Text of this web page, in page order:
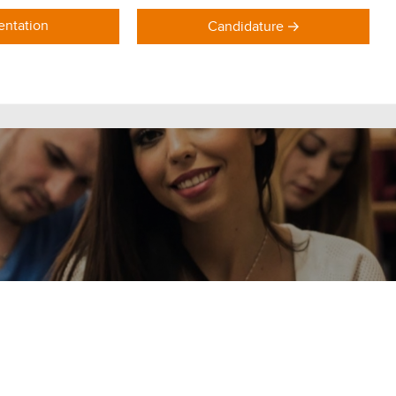
Candidature
DOMAINES DE FORMATION
Formations Marketing
Formations Commerce
Formations Achat Logistique